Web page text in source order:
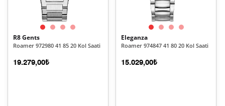
R8 Gents
Roamer 972980 41 85 20 Kol Saati
19.279,00₺
Eleganza
Roamer 974847 41 80 20 Kol Saati
15.029,00₺